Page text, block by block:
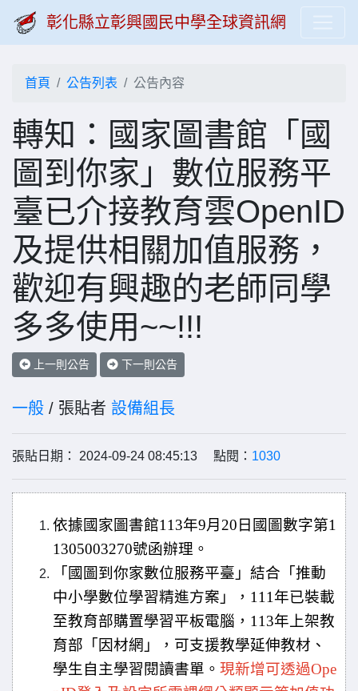
彰化縣立彰興國民中學全球資訊網
首頁 公告列表 公告內容
轉知：國家圖書館「國
圖到你家」數位服務平
臺已介接教育雲OpenID
及提供相關加值服務，
歡迎有興趣的老師同學
多多使用~~!!!
上一則公告 下一則公告
一般 / 張貼者 設備組長
張貼日期： 2024-09-24 08:45:13 點閱： 1030
依據國家圖書館113年9月20日國圖數字第1
1305003270號函辦理。
「國圖到你家數位服務平臺」結合「推動
中小學數位學習精進方案」，111年已裝載
至教育部購置學習平板電腦，113年上架教
育部「因材網」，可支援教學延伸教材、
學生自主學習閱讀書單。 現新增可透過Ope